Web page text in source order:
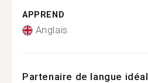
APPREND
Anglais
Partenaire de langue idéal